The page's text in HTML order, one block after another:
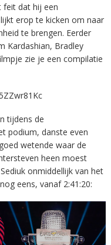
feit dat hij een
erop te kicken om naar
te brengen. Eerder
Kardashian, Bradley
zie je een compilatie
tijdens de
podium, danste even
wetende waar de
heen moest
onmiddellijk van het
eens, vanaf 2:41:20: